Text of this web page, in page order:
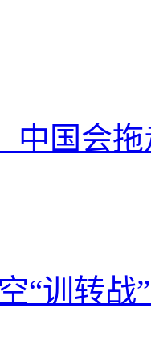
中国会
“训转